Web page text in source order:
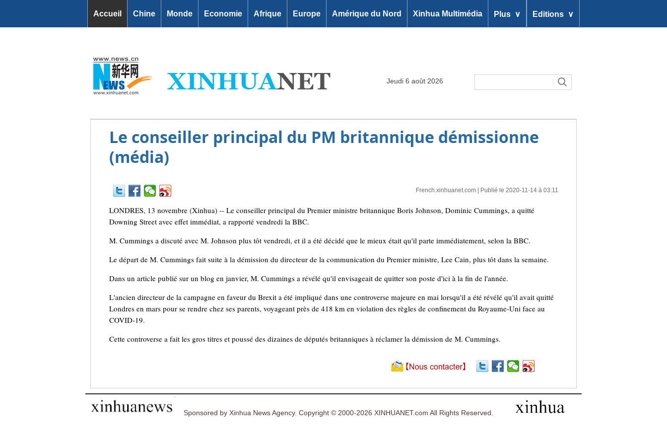
Accueil Chine Monde Economie Afrique Europe Amérique du Nord Xinhua Multimédia Plus ∨ Editions ∨
Jeudi 6 août 2026
Le conseiller principal du PM britannique démissionne
(média)
French.xinhuanet.com| Publié le 2020-11-14 à 03:11
LONDRES, 13 novembre (Xinhua) -- Le conseiller principal du Premier ministre britannique Boris Johnson, Dominic Cummings, a quitté
Downing Street avec effet immédiat, a rapporté vendredi la BBC.
M. Cummings a discuté avec M. Johnson plus tôt vendredi, et il a été décidé que le mieux était qu'il parte immédiatement, selon la BBC.
Le départ de M. Cummings fait suite à la démission du directeur de la communication du Premier ministre, Lee Cain, plus tôt dans la semaine.
Dans un article publié sur un blog en janvier, M. Cummings a révélé qu'il envisageait de quitter son poste d'ici à la fin de l'année.
L'ancien directeur de la campagne en faveur du Brexit a été impliqué dans une controverse majeure en mai lorsqu'il a été révélé qu'il avait quitté
Londres en mars pour se rendre chez ses parents, voyageant près de 418 km en violation des règles de confinement du Royaume-Uni face au
COVID-19.
Cette controverse a fait les gros titres et poussé des dizaines de députés britanniques à réclamer la démission de M. Cummings.
Sponsored by Xinhua News Agency. Copyright © 2000-2026 XINHUANET.com All Rights Reserved.